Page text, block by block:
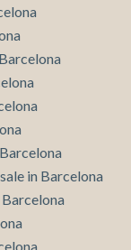
in Barcelona